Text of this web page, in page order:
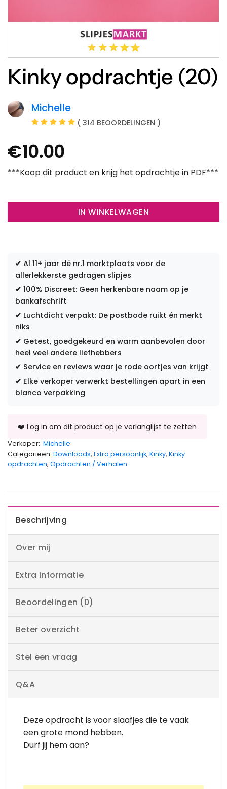
Kinky opdrachtje (20)
Michelle
( 314 BEOORDELINGEN )
€10.00
***Koop dit product en krijg het opdrachtje in PDF***
IN WINKELWAGEN
✔ Al 11+ jaar dé nr.1 marktplaats voor de
allerlekkerste gedragen slipjes
✔ 100% Discreet: Geen herkenbare naam op je
bankafschrift
✔ Luchtdicht verpakt: De postbode ruikt én merkt
niks
✔ Getest, goedgekeurd en warm aanbevolen door
heel veel andere liefhebbers
✔ Service en reviews waar je rode oortjes van krijgt
✔ Elke verkoper verwerkt bestellingen apart in een
blanco verpakking
Verkoper: Michelle
Categorieën: Downloads, Extra persoonlijk, Kinky, Kinky
opdrachten, Opdrachten / Verhalen
Beschrijving
Over mij
Extra informatie
Beoordelingen (0)
Beter overzicht
Stel een vraag
Q&A
Deze opdracht is voor slaafjes die te vaak
een grote mond hebben.
Durf jij hem aan?